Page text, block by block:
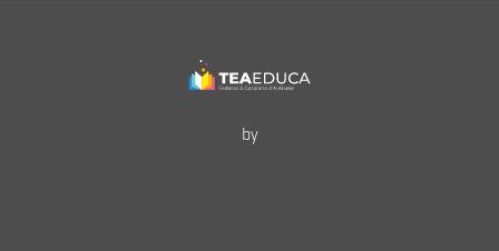
by